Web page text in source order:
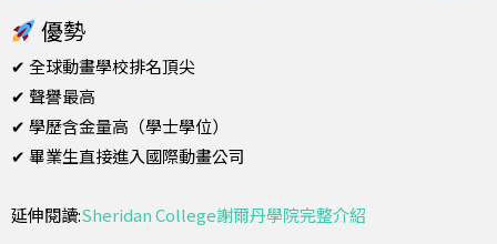
優勢
✔ 全球動畫學校排名頂尖
✔ 聲譽最高
✔ 學歷含金量高（學士學位）
✔ 畢業生直接進入國際動畫公司
延伸閱讀:Sheridan College謝爾丹學院完整介紹